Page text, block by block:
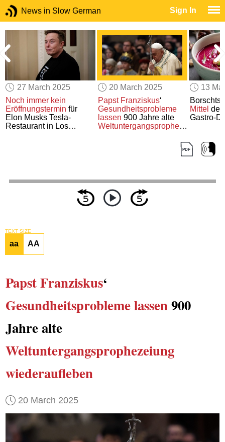
News in Slow German Sign In
27 March 2025
Noch immer kein
Eröffnungstermin für
Elon Musks Tesla-
Restaurant in Los
20 March 2025
Papst Franziskus‘
Gesundheitsprobleme
lassen 900 Jahre alte
Weltuntergangsprophezeiung
13
Mittel der
Gastro-
TEXT SIZE
aa AA
Papst Franziskus‘
Gesundheitsproblemelassen900
Jahre alte
Weltuntergangsprophezeiung
wiederaufleben
20 March 2025